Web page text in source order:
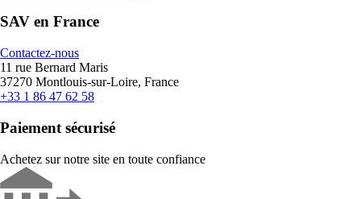
SAV en France
Contactez-nous
11 rue Bernard Maris
37270 Montlouis-sur-Loire, France
+33 1 86 47 62 58
Paiement sécurisé
Achetez sur notre site en toute confiance